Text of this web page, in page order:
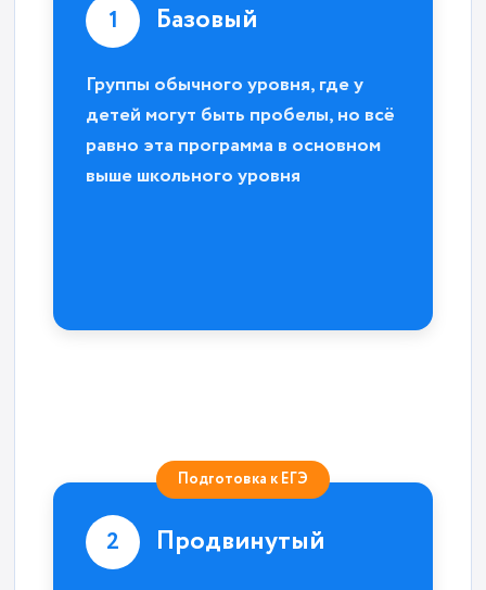
1 Базовый
Группы обычного уровня, где у
детей могут быть пробелы, но всё
равно эта программа в основном
выше школьного уровня
Подготовка к ЕГЭ
2 Продвинутый